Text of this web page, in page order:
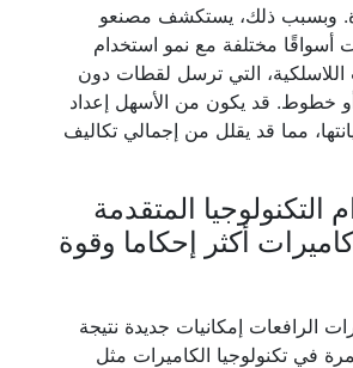
وبسبب ذلك، يستكشف مصنعو
أسواقًا مختلفة مع نمو استخدام
اللاسلكية، التي ترسل لقطات دون
خطوط. قد يكون من الأسهل إعداد
مما قد يقلل من إجمالي تكاليف
التكنولوجيا المتقدمة
أكثر إحكاما وقوة
الرافعات إمكانيات جديدة نتيجة
في تكنولوجيا الكاميرات مثل